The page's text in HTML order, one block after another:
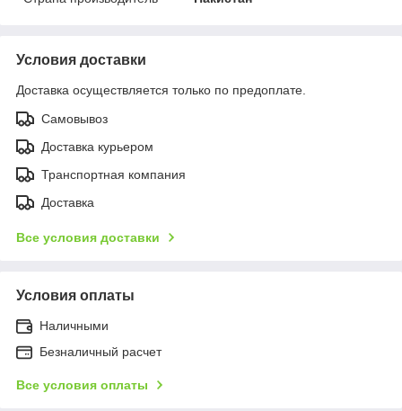
Условия доставки
Доставка осуществляется только по предоплате.
Самовывоз
Доставка курьером
Транспортная компания
Доставка
Все условия доставки
Условия оплаты
Наличными
Безналичный расчет
Все условия оплаты